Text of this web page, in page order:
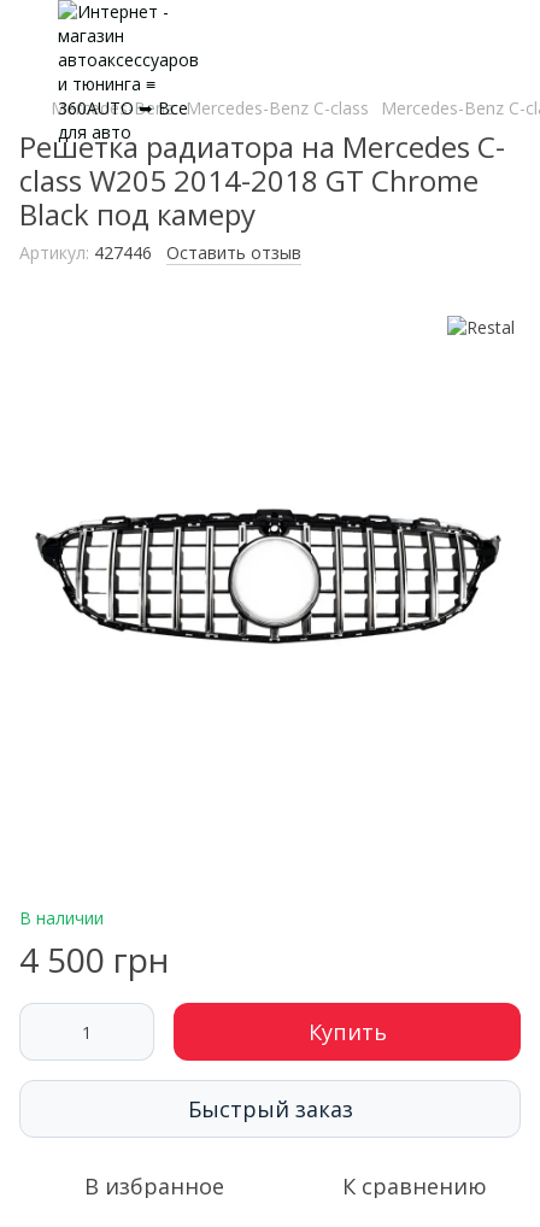
Mercedes-Benz Mercedes-Benz C-class Mercedes-Benz C-
Решетка радиатора на Mercedes C-
class W205 2014-2018 GT Chrome
Black под камеру
Артикул: 427446 Оставить отзыв
В наличии
4 500 грн
Купить
Быстрый заказ
В избранное К сравнению